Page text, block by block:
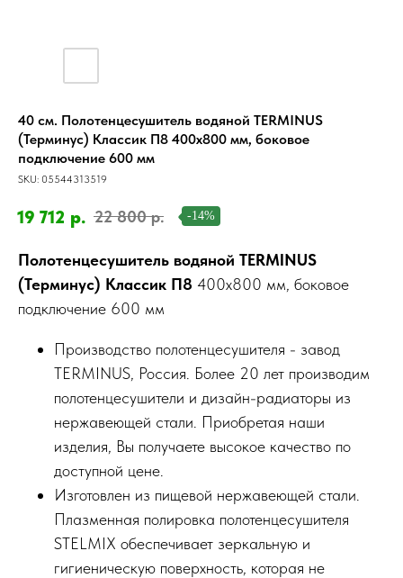
40 см. Полотенцесушитель водяной TERMINUS
(Терминус) Классик П8 400х800 мм, боковое
подключение 600 мм
SKU: 05544313519
19 712 р. 22 800 р. -14%
Полотенцесушитель водяной TERMINUS
(Терминус) Классик П8 400х800 мм, боковое
подключение 600 мм
Производство полотенцесушителя - завод
TERMINUS, Россия. Более 20 лет производим
полотенцесушители и дизайн-радиаторы из
нержавеющей стали. Приобретая наши
изделия, Вы получаете высокое качество по
доступной цене.
Изготовлен из пищевой нержавеющей стали.
Плазменная полировка полотенцесушителя
STELMIX обеспечивает зеркальную и
гигиеническую поверхность, которая не